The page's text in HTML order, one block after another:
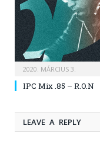
2020. MÁRCIUS 3.
IPC Mix .85 – R.O.N
LEAVE A REPLY